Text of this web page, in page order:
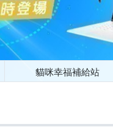
貓咪幸福補給站